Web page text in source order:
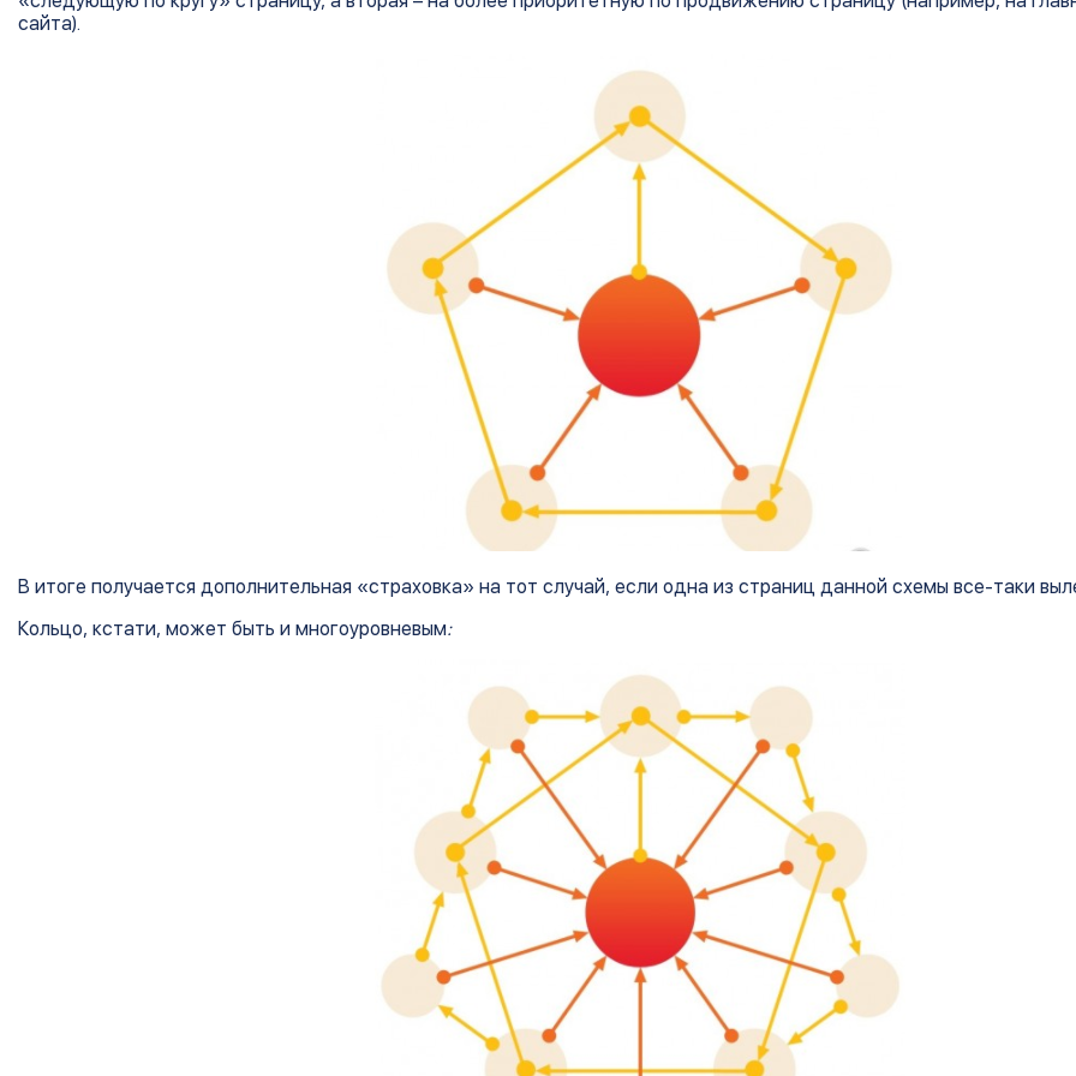
сайта).
В итоге получается дополнительная «страховка» на тот случай, если одна из страниц данной схемы все-таки
Кольцо, кстати, может быть и многоуровневым: